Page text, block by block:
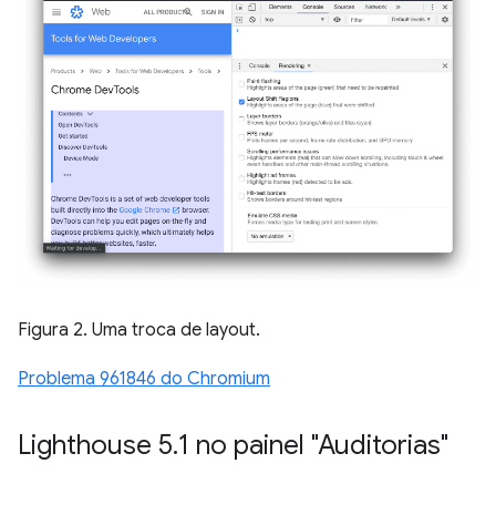
Figura 2. Uma troca de layout.
Problema 961846 do Chromium
Lighthouse 5.1 no painel "Auditorias"